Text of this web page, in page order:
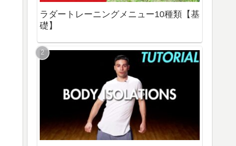
ラダートレーニングメニュー10種類【基
礎】